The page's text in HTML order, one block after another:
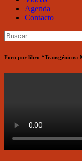
Agenda
Contacto
Foro por libro “Transgénicos: